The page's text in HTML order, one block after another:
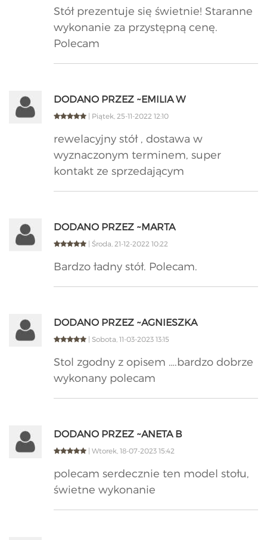
Stół prezentuje się świetnie! Staranne
wykonanie za przystępną cenę.
Polecam
DODANO PRZEZ ~EMILIA W
| Piątek, 25-11-2022 12:10
rewelacyjny stół , dostawa w
wyznaczonym terminem, super
kontakt ze sprzedającym
DODANO PRZEZ ~MARTA
| Środa, 21-12-2022 10:22
Bardzo ładny stół. Polecam.
DODANO PRZEZ ~AGNIESZKA
| Sobota, 11-03-2023 13:15
Stol zgodny z opisem ….bardzo dobrze
wykonany polecam
DODANO PRZEZ ~ANETA B
| Wtorek, 18-07-2023 15:42
polecam serdecznie ten model stołu,
świetne wykonanie